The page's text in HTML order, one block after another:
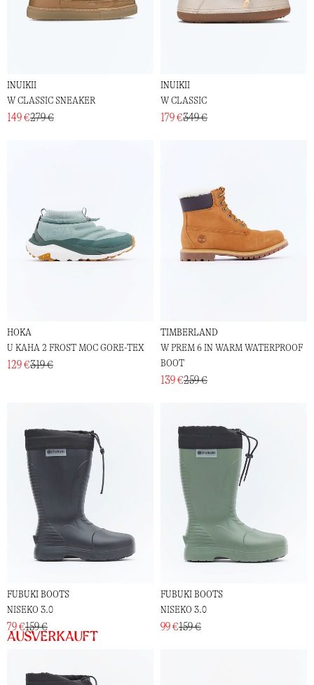
INUIKII
W CLASSIC SNEAKER
149 €279 €
INUIKII
W CLASSIC
179 €349 €
HOKA
U KAHA 2 FROST MOC GORE-TEX
129 €319 €
TIMBERLAND
W PREM 6 IN WARM WATERPROOF
BOOT
139 €259 €
FUBUKI BOOTS
NISEKO 3.0
79 €159 €
Ausverkauft
FUBUKI BOOTS
NISEKO 3.0
99 €159 €